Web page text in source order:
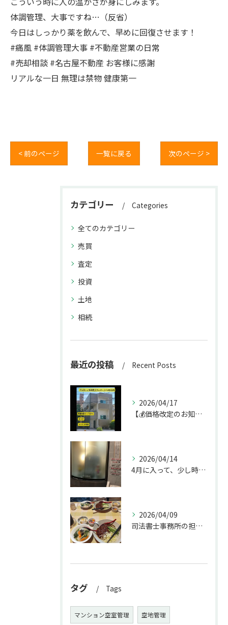
体調管理、大事ですね…（反省）
今日はしっかり薬を飲んで、早めに回復させます！
#痛風 #体調管理大事 #不動産営業の日常
#売却相談 #名古屋不動産 お客様に感謝
リアルな一日 無理は禁物 健康第一
< 前のページ 一覧に戻る 次のページ >
カテゴリー Categories
全てのカテゴリー
売買
査定
投資
土地
相続
最近の投稿 Recent Posts
2026/04/17
【💰価格改定のお知らせ】
2026/04/14
4月に入って、少し時間ができたのでお墓参りへ。
2026/04/09
司法書士事務所の担当者が来訪されたので、会社から徒歩圏内の「...
タグ Tags
マンション空室管理 空地管理